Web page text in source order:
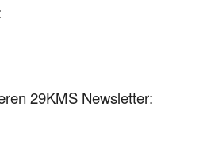
29KMS Newsletter: